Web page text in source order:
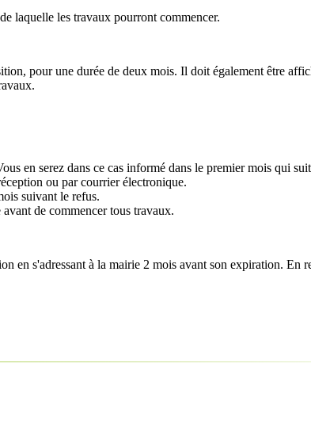
laquelle les travaux pourront commencer.
pour une durée de deux mois. Il doit également être
en serez dans ce cas informé dans le premier mois qui
ou par courrier électronique.
suivant le refus.
de commencer tous travaux.
en s'adressant à la mairie 2 mois avant son expiration. En